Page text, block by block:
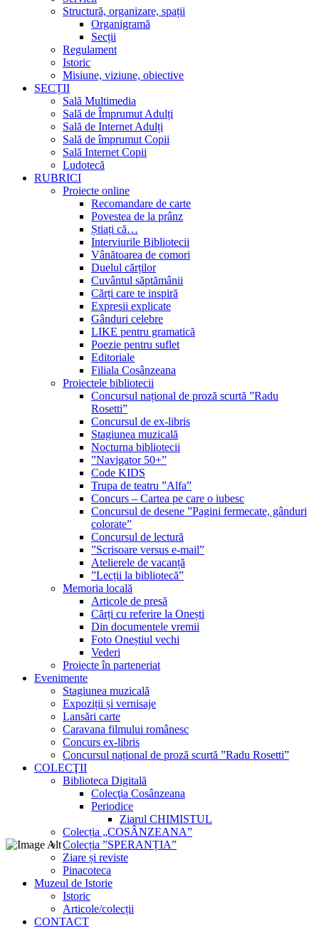
Structură, organizare, spații
Organigramă
Secții
Regulament
Istoric
Misiune, viziune, obiective
SECȚII
Sală Multimedia
Sală de Împrumut Adulți
Sală de Internet Adulți
Sală de împrumut Copii
Sală Internet Copii
Ludotecă
RUBRICI
Proiecte online
Recomandare de carte
Povestea de la prânz
Știați că…
Interviurile Bibliotecii
Vânătoarea de comori
Duelul cărților
Cuvântul săptămânii
Cărți care te inspiră
Expresii explicate
Gânduri celebre
LIKE pentru gramatică
Poezie pentru suflet
Editoriale
Filiala Cosânzeana
Proiectele bibliotecii
Concursul național de proză scurtă ”Radu
Rosetti”
Concursul de ex-libris
Stagiunea muzicală
Nocturna bibliotecii
”Navigator 50+”
Code KIDS
Trupa de teatru ”Alfa”
Concurs – Cartea pe care o iubesc
Concursul de desene ”Pagini fermecate, gânduri
colorate”
Concursul de lectură
”Scrisoare versus e-mail”
Atelierele de vacanță
”Lecții la bibliotecă”
Memoria locală
Articole de presă
Cărți cu referire la Onești
Din documentele vremii
Foto Oneștiul vechi
Vederi
Proiecte în parteneriat
Evenimente
Stagiunea muzicală
Expoziții și vernisaje
Lansări carte
Caravana filmului românesc
Concurs ex-libris
Concursul național de proză scurtă ”Radu Rosetti”
COLECŢII
Biblioteca Digitală
Colecţia Cosânzeana
Periodice
Ziarul CHIMISTUL
Colecția „COSÂNZEANA”
Colecția ”SPERANȚIA”
Ziare și reviste
Pinacoteca
Muzeul de Istorie
Istoric
Articole/colecții
CONTACT